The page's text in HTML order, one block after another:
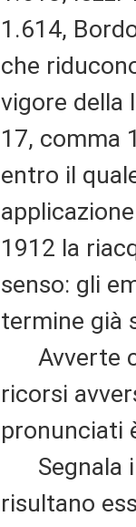
1.614,
che
vigore della
17, comma
entro il
1912 la
senso: gli
termine già
Avverte
ricorsi
pronunciati
Segnala
risultano